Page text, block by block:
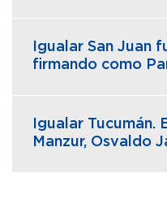
Igualar San Juan
firmando como
Igualar Tucumán.
Manzur, Osvaldo